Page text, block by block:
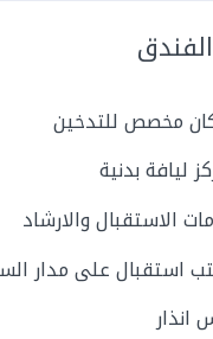
مخصص للتدخين
ليافة بدنية
الاستقبال والارشاد
استقبال على مدار
انذار